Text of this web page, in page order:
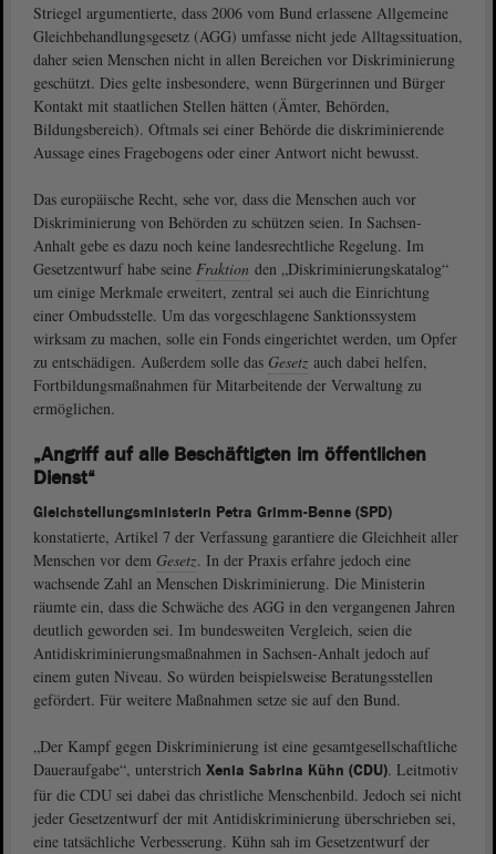
Striegel argumentierte, dass 2006 vom Bund erlassene Allgemeine
Gleichbehandlungsgesetz (AGG) umfasse nicht jede Alltagssituation,
daher seien Menschen nicht in allen Bereichen vor Diskriminierung
geschützt. Dies gelte insbesondere, wenn Bürgerinnen und Bürger
Kontakt mit staatlichen Stellen hätten (Ämter, Behörden,
Bildungsbereich). Oftmals sei einer Behörde die diskriminierende
Aussage eines Fragebogens oder einer Antwort nicht bewusst.
Das europäische Recht, sehe vor, dass die Menschen auch vor
Diskriminierung von Behörden zu schützen seien. In Sachsen-
Anhalt gebe es dazu noch keine landesrechtliche Regelung. Im
Gesetzentwurf habe seine Fraktion den „Diskriminierungskatalog“
um einige Merkmale erweitert, zentral sei auch die Einrichtung
einer Ombudsstelle. Um das vorgeschlagene Sanktionssystem
wirksam zu machen, solle ein Fonds eingerichtet werden, um Opfer
zu entschädigen. Außerdem solle das Gesetz auch dabei helfen,
Fortbildungsmaßnahmen für Mitarbeitende der Verwaltung zu
ermöglichen.
„Angriff auf alle Beschäftigten im öffentlichen
Dienst“
Gleichstellungsministerin Petra Grimm-Benne (SPD)
konstatierte, Artikel 7 der Verfassung garantiere die Gleichheit aller
Menschen vor dem Gesetz. In der Praxis erfahre jedoch eine
wachsende Zahl an Menschen Diskriminierung. Die Ministerin
räumte ein, dass die Schwäche des AGG in den vergangenen Jahren
deutlich geworden sei. Im bundesweiten Vergleich, seien die
Antidiskriminierungsmaßnahmen in Sachsen-Anhalt jedoch auf
einem guten Niveau. So würden beispielsweise Beratungsstellen
gefördert. Für weitere Maßnahmen setze sie auf den Bund.
„Der Kampf gegen Diskriminierung ist eine gesamtgesellschaftliche
Daueraufgabe“, unterstrich Xenia Sabrina Kühn (CDU). Leitmotiv
für die CDU sei dabei das christliche Menschenbild. Jedoch sei nicht
jeder Gesetzentwurf der mit Antidiskriminierung überschrieben sei,
eine tatsächliche Verbesserung. Kühn sah im Gesetzentwurf der